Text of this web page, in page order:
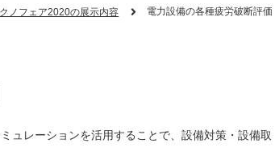
新しいウィンドウを開きます）
ノフェア2020の展示内容 電力設備の各種疲労破断評価
ュレーションを活用することで、設備対策・設備取